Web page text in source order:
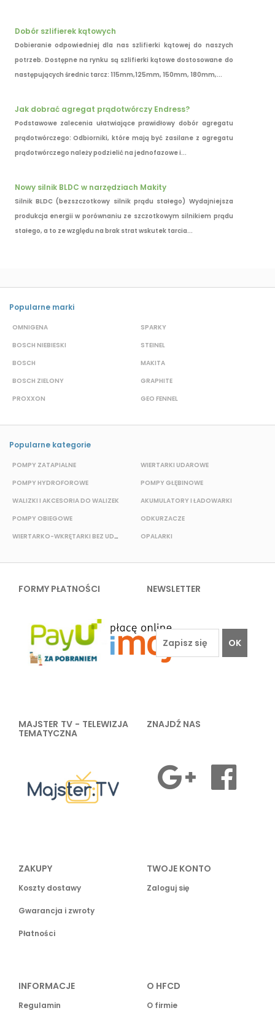
Dobór szlifierek kątowych
Dobieranie odpowiedniej dla nas szlifierki kątowej do naszych
potrzeb. Dostępne na rynku są szlifierki kątowe dostosowane do
następujących średnic tarcz: 115mm,125mm, 150mm, 180mm,...
Jak dobrać agregat prądotwórczy Endress?
Podstawowe zalecenia ułatwiające prawidłowy dobór agregatu
prądotwórczego: Odbiorniki, które mają być zasilane z agregatu
prądotwórczego należy podzielić na jednofazowe i...
Nowy silnik BLDC w narzędziach Makity
Silnik BLDC (bezszczotkowy silnik prądu stałego) Wydajniejsza
produkcja energii w porównaniu ze szczotkowym silnikiem prądu
stałego, a to ze względu na brak strat wskutek tarcia...
Popularne marki
OMNIGENA
BOSCH NIEBIESKI
BOSCH
BOSCH ZIELONY
PROXXON
SPARKY
STEINEL
MAKITA
GRAPHITE
GEO FENNEL
Popularne kategorie
POMPY ZATAPIALNE
POMPY HYDROFOROWE
WALIZKI I AKCESORIA DO WALIZEK
POMPY OBIEGOWE
WIERTARKO-WKRĘTARKI BEZ UDAROWE
WIERTARKI UDAROWE
POMPY GŁĘBINOWE
AKUMULATORY I ŁADOWARKI
ODKURZACZE
OPALARKI
FORMY PŁATNOŚCI NEWSLETTER
OK
MAJSTER TV - TELEWIZJA
TEMATYCZNA
ZNAJDŹ NAS
ZAKUPY
Koszty dostawy
Gwarancja i zwroty
Płatności
TWOJE KONTO
Zaloguj się
INFORMACJE
Regulamin
O HFCD
O firmie